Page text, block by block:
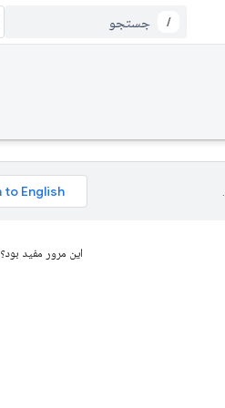
/
این مرور مفید بود؟